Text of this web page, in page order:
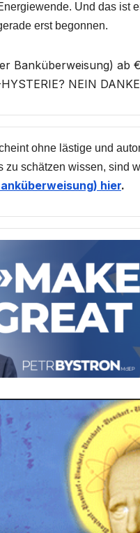
Und das ist
erst begonnen.
Banküberweisung)
NEIN
ohne lästige und
zu schätzen wissen, sind
hier.